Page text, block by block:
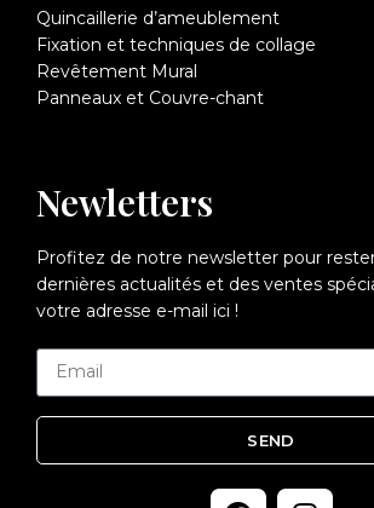
Quincaillerie d’ameublement
Fixation et techniques de collage
Revêtement Mural
Panneaux et Couvre-chant
Newletters
Profitez de notre newsletter pour
dernières actualités et des ventes
votre adresse e-mail ici !
SEND